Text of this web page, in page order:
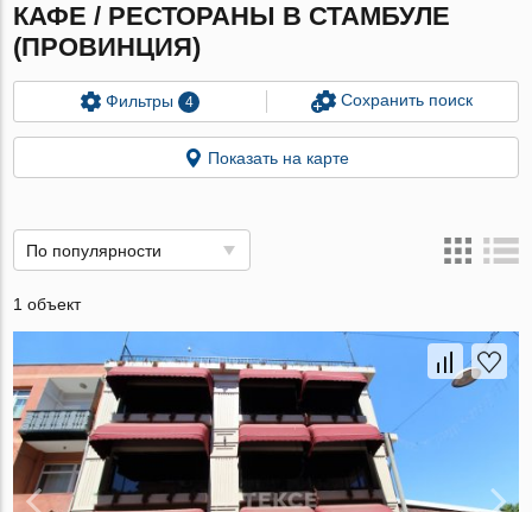
КАФЕ / РЕСТОРАНЫ В СТАМБУЛЕ
(ПРОВИНЦИЯ)
Фильтры 4 Сохранить поиск
Показать на карте
По популярности
1 объект